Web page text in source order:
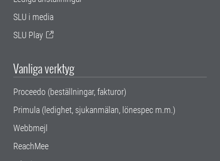
SLU i media
SLU Play
Vanliga verktyg
Proceedo (beställningar, fakturor)
Primula (ledighet, sjukanmälan, lönespec m.m.)
Webbmejl
ReachMee